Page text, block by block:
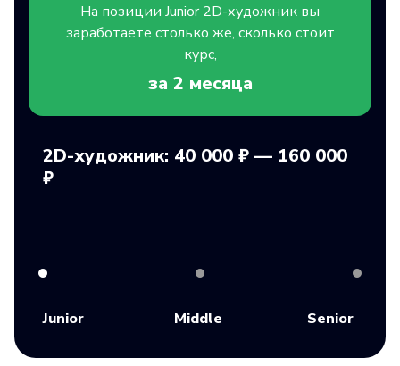
На позиции Junior2D-художник вы
заработаете столько же, сколько стоит
курс,
за 2 месяца
2D-художник: 40 000 ₽ — 160 000
₽
Junior Middle Senior